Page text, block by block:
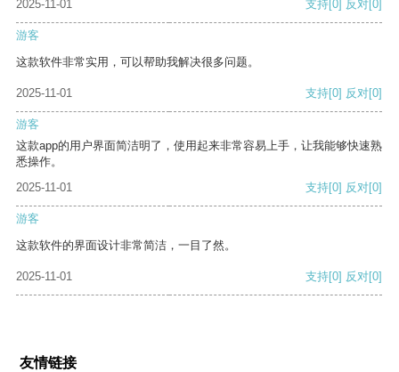
2025-11-01 支持[0] 反对[0]
游客
这款软件非常实用，可以帮助我解决很多问题。
2025-11-01 支持[0] 反对[0]
游客
这款app的用户界面简洁明了，使用起来非常容易上手，让我能够快速熟
悉操作。
2025-11-01
支持[0] 反对[0]
游客
这款软件的界面设计非常简洁，一目了然。
2025-11-01 支持[0] 反对[0]
友情链接